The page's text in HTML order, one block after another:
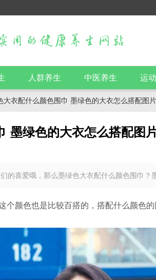
人群养生 中医养生 运
衣配什么颜色围巾 墨绿色的大衣怎么搭配图片
墨绿色的大衣怎么搭配图
的喜爱哦，那么墨绿色大衣配什么颜色围巾？
个颜色也是比较百搭的，搭配什么颜色的